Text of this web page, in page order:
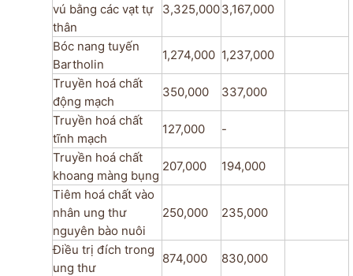
vú bằng các vạt tự
thân
3,325,0003,167,000
Bóc nang tuyến
Bartholin
1,274,000 1,237,000
Truyền hoá chất
động mạch
350,000
337,000
Truyền hoá chất
tĩnh mạch
127,000
-
Truyền hoá chất
khoang màng bụng
207,000
194,000
Tiêm hoá chất vào
nhân ung thư
nguyên bào nuôi
250,000 235,000
Điều trị đích trong
ung thư
874,000
830,000